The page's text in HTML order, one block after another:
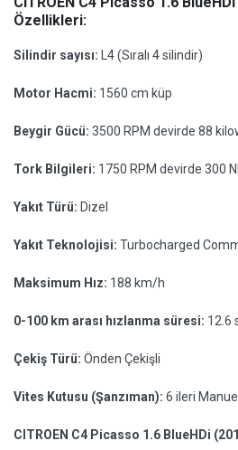
Özellikleri:
Silindir sayısı: L4 (Sıralı 4 silindir)
Motor Hacmi: 1560 cm küp
Beygir Gücü: 3500 RPM devirde 88
Tork Bilgileri: 1750 RPM devirde 300
Yakıt Türü: Dizel
Yakıt Teknolojisi: Turbocharged
Maksimum Hız: 188 km/h
0-100 km arası hızlanma süresi: 12.6
Çekiş Türü: Önden Çekişli
Vites Kutusu (Şanzıman): 6 ileri
CITROEN C4 Picasso 1.6 BlueHDi